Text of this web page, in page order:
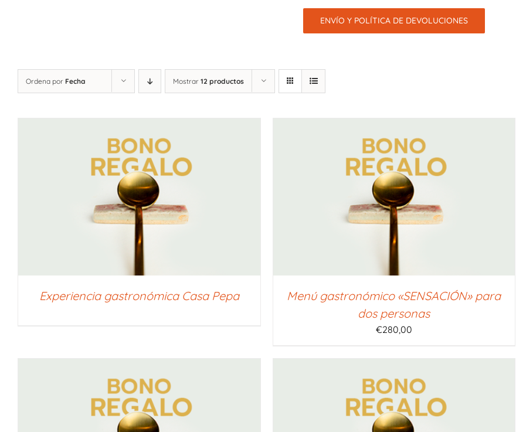
ENVÍO Y POLÍTICA DE DEVOLUCIONES
Ordena por Fecha Mostrar 12 productos
Experiencia gastronómica Casa Pepa
SELECCIONAR IMPORTE
Menú gastronómico «SENSACIÓN» para
dos personas
€280,00
SELECCIONAR IMPORTE